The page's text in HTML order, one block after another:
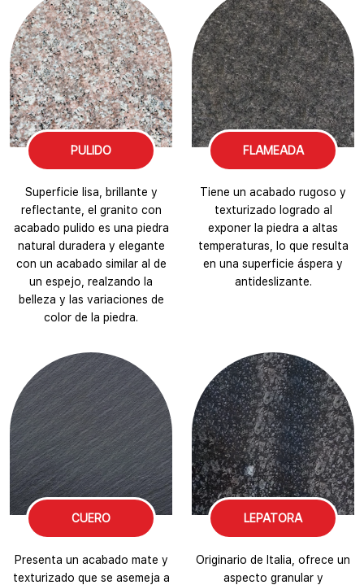
PULIDO
Superficie lisa, brillante y
reflectante, el granito con
acabado pulido es una piedra
natural duradera y elegante
con un acabado similar al de
un espejo, realzando la
belleza y las variaciones de
color de la piedra.
FLAMEADA
Tiene un acabado rugoso y
texturizado logrado al
exponer la piedra a altas
temperaturas, lo que resulta
en una superficie áspera y
antideslizante.
CUERO
Presenta un acabado mate y
texturizado que se asemeja a
LEPATORA
Originario de Italia, ofrece un
aspecto granular y